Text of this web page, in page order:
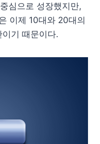
심으로 성장했지만,
이제 10대와 20대의
기 때문이다.